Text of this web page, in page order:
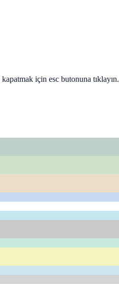
kapatmak için esc butonuna tıklayın.